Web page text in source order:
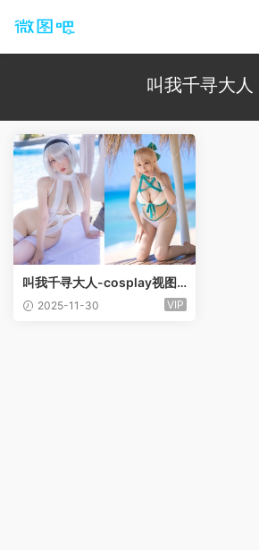
叫我千寻大人
叫我千寻大人-cosplay视图
作品合集[36套]
2025-11-30 VIP